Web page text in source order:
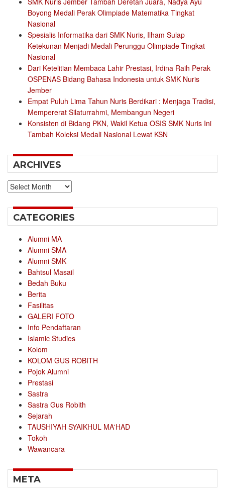
Boyong Medali Perak Olimpiade Matematika Tingkat
Nasional
Spesialis Informatika dari SMK Nuris, Ilham Sulap
Ketekunan Menjadi Medali Perunggu Olimpiade Tingkat
Nasional
Dari Ketelitian Membaca Lahir Prestasi, Irdina Raih Perak
OSPENAS Bidang Bahasa Indonesia untuk SMK Nuris
Jember
Empat Puluh Lima Tahun Nuris Berdikari : Menjaga Tradisi,
Mempererat Silaturrahmi, Membangun Negeri
Konsisten di Bidang PKN, Wakil Ketua OSIS SMK Nuris Ini
Tambah Koleksi Medali Nasional Lewat KSN
ARCHIVES
Archives
CATEGORIES
Alumni MA
Alumni SMA
Alumni SMK
Bahtsul Masail
Bedah Buku
Berita
Fasilitas
GALERI FOTO
Info Pendaftaran
Islamic Studies
Kolom
KOLOM GUS ROBITH
Pojok Alumni
Prestasi
Sastra
Sastra Gus Robith
Sejarah
TAUSHIYAH SYAIKHUL MA'HAD
Tokoh
Wawancara
META